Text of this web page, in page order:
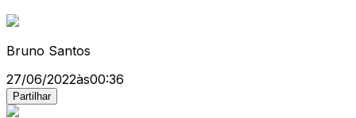
Bruno Santos
27/06/2022às00:36
Partilhar